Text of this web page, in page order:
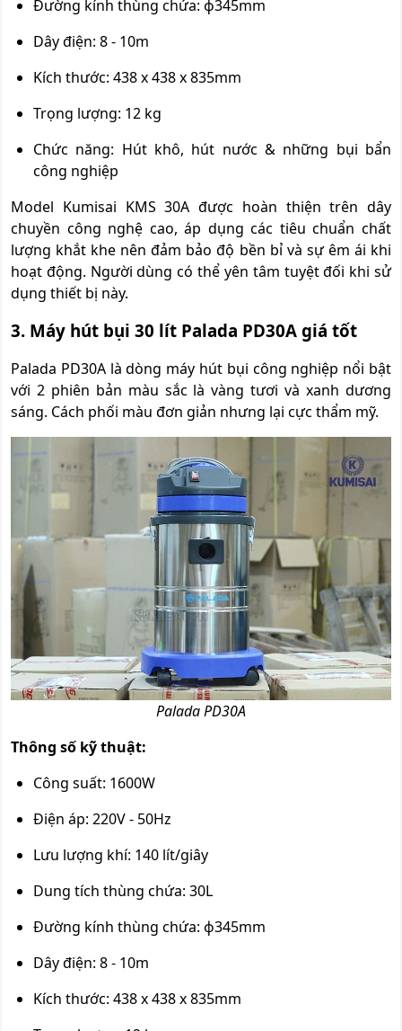
Đường kính thùng chứa: ф345mm
Dây điện: 8 - 10m
Kích thước: 438 x 438 x 835mm
Trọng lượng: 12 kg
Chức năng: Hút khô, hút nước & những bụi bẩn
công nghiệp
Model Kumisai KMS 30A được hoàn thiện trên dây
chuyền công nghệ cao, áp dụng các tiêu chuẩn chất
lượng khắt khe nên đảm bảo độ bền bỉ và sự êm ái khi
hoạt động. Người dùng có thể yên tâm tuyệt đối khi sử
dụng thiết bị này.
3. Máy hút bụi 30 lít Palada PD30A giá tốt
Palada PD30A là dòng máy hút bụi công nghiệp nổi bật
với 2 phiên bản màu sắc là vàng tươi và xanh dương
sáng. Cách phối màu đơn giản nhưng lại cực thẩm mỹ.
Palada PD30A
Thông số kỹ thuật:
Công suất: 1600W
Điện áp: 220V - 50Hz
Lưu lượng khí: 140 lít/giây
Dung tích thùng chứa: 30L
Đường kính thùng chứa: ф345mm
Dây điện: 8 - 10m
Kích thước: 438 x 438 x 835mm